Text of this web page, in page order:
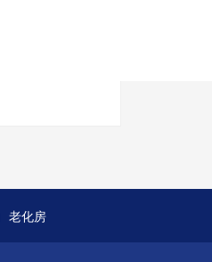
老化房